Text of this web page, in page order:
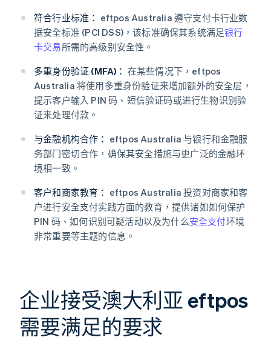
符合行业标准： eftpos Australia 遵守支付卡行业数
据安全标准 (PCI DSS)，该标准确保其系统满足银行
卡交易所需的高级别安全性。
多重身份验证 (MFA)： 在某些情况下，eftpos
Australia 将使用多重身份验证来增加额外的安全层，
提示客户输入 PIN 码、短信验证码或进行生物识别验
证来处理付款。
与金融机构合作： eftpos Australia 与银行和金融服
务部门密切合作，确保其安全措施与更广泛的金融环
境相一致。
客户和商家教育： eftpos Australia 投资对商家和客
户进行安全支付实践方面的教育，提供诸如如何保护
PIN 码、如何识别可疑活动以及为什么安全支付环境
非常重要等主题的信息。
企业接受澳大利亚 eftpos
需要满足的要求